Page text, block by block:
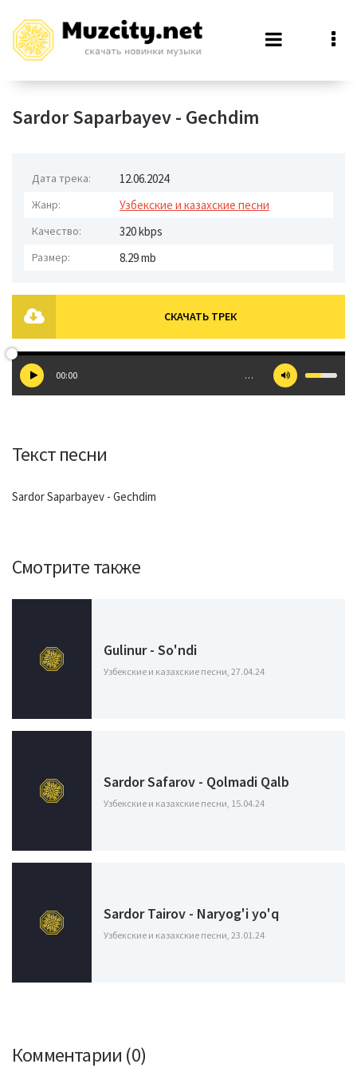
Sardor Saparbayev - Gechdim
Дата трека: 12.06.2024
Жанр: Узбекские и казахские песни
Качество: 320 kbps
Размер: 8.29 mb
СКАЧАТЬ ТРЕК
00:00 …
Текст песни
Sardor Saparbayev - Gechdim
Смотрите также
Gulinur - So'ndi
Узбекские и казахские песни, 27.04.24
Sardor Safarov - Qolmadi Qalb
Узбекские и казахские песни, 15.04.24
Sardor Tairov - Naryog'i yo'q
Узбекские и казахские песни, 23.01.24
Комментарии (0)